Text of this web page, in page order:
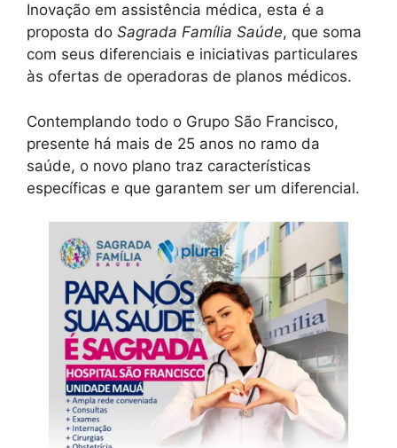
Inovação em assistência médica, esta é a
proposta do Sagrada Família Saúde, que soma
com seus diferenciais e iniciativas particulares
às ofertas de operadoras de planos médicos.
Contemplando todo o Grupo São Francisco,
presente há mais de 25 anos no ramo da
saúde, o novo plano traz características
específicas e que garantem ser um diferencial.